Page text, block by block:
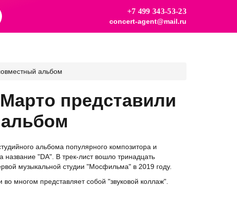
+7 499 343-53-23
concert-agent@mail.ru
альбом
представили
альбома популярного композитора и
"DA". В трек-лист вошло тринадцать
музыкальной студии "Мосфильма" в 2019 году.
многом представляет собой "звуковой коллаж".